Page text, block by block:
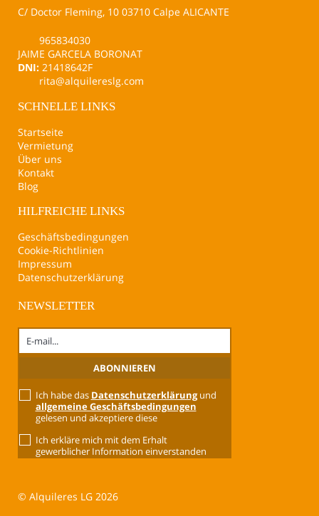
C/ Doctor Fleming, 10 03710 Calpe ALICANTE
965834030
JAIME GARCELA BORONAT
DNI: 21418642F
rita@alquilereslg.com
SCHNELLE LINKS
Startseite
Vermietung
Über uns
Kontakt
Blog
HILFREICHE LINKS
Geschäftsbedingungen
Cookie-Richtlinien
Impressum
Datenschutzerklärung
NEWSLETTER
Ich habe das Datenschutzerklärungund
allgemeine Geschäftsbedingungen
gelesen und akzeptiere diese
Ich erkläre mich mit dem Erhalt
gewerblicher Information einverstanden
© Alquileres LG 2026